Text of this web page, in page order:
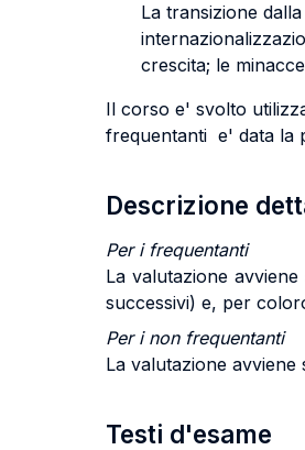
La transizione
crescita; le
Il corso e' svolto
frequentanti e' data la
Descrizione
Per i frequentanti
La valutazione
successivi) e, per
Per i non frequentanti
La valutazione avviene
Testi d'esame